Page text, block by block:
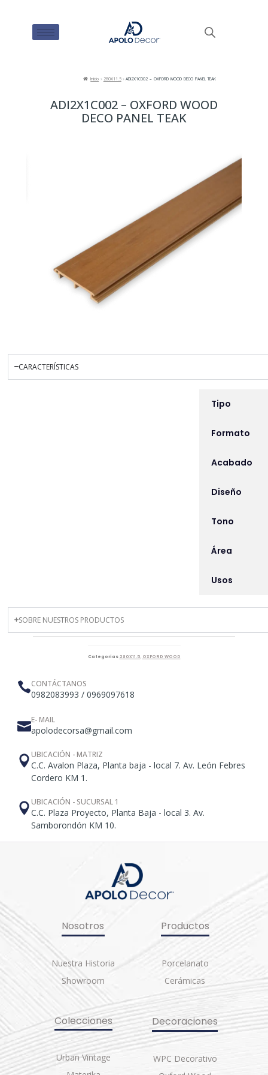
Inicio 280X11.5 ADI2X1C002 – OXFORD WOOD DECO PANEL TEAK
ADI2X1C002 – OXFORD WOOD
DECO PANEL TEAK
CARACTERÍSTICAS
Tipo
Formato
Acabado
Diseño
Tono
Área
Usos
SOBRE NUESTROS PRODUCTOS
Categorías 280X11.5, OXFORD WOOD
CONTÁCTANOS
0982083993 / 0969097618
E- MAIL
apolodecorsa@gmail.com
UBICACIÓN - MATRIZ
C.C. Avalon Plaza, Planta baja - local 7. Av. León Febres
Cordero KM 1.
UBICACIÓN - SUCURSAL 1
C.C. Plaza Proyecto, Planta Baja - local 3. Av.
Samborondón KM 10.
Nosotros
Nuestra Historia
Showroom
Productos
Porcelanato
Cerámicas
Colecciones
Urban Vintage
Decoraciones
WPC Decorativo